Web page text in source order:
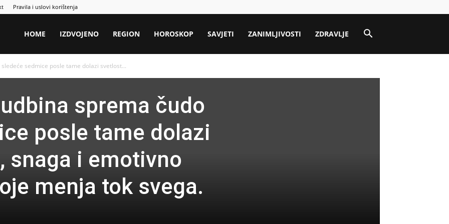
Pravila i uslovi korištenja
HOME IZDVOJENO REGION HOROSKOP SAVJETI ZANIMLJIVOSTI ZDRAVLJE
sledeće sedmice posle tame dolazi svetlost...
sprema čudo
posle tame dolazi
snaga i emotivno
menja tok svega.